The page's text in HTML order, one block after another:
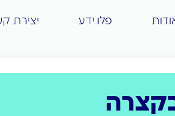
פלו ידע יצירת